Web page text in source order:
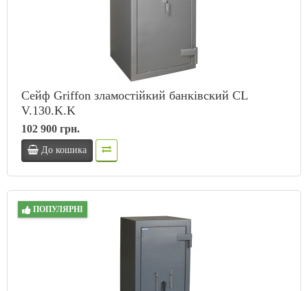
Сейф Griffon зламостійкий банківский CL
V.130.K.K
102 900 грн.
До кошика
ПОПУЛЯРНІ